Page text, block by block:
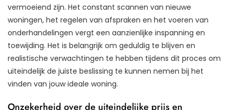
vermoeiend zijn. Het constant scannen van nieuwe
woningen, het regelen van afspraken en het voeren van
onderhandelingen vergt een aanzienlijke inspanning en
toewijding. Het is belangrijk om geduldig te blijven en
realistische verwachtingen te hebben tijdens dit proces om
uiteindelijk de juiste beslissing te kunnen nemen bij het
vinden van jouw ideale woning.
Onzekerheid over de uiteindelijke prijs en